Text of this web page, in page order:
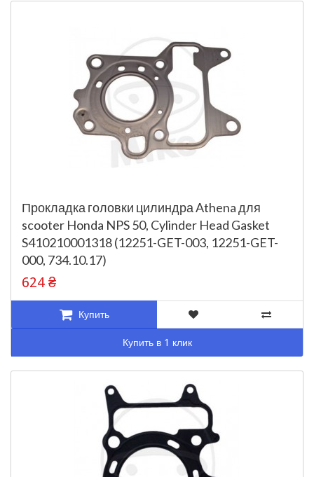
Прокладка головки цилиндра Athena для
scooter Honda NPS 50, Cylinder Head Gasket
S410210001318 (12251-GET-003, 12251-GET-
000, 734.10.17)
624 ₴
Купить
Купить в 1 клик